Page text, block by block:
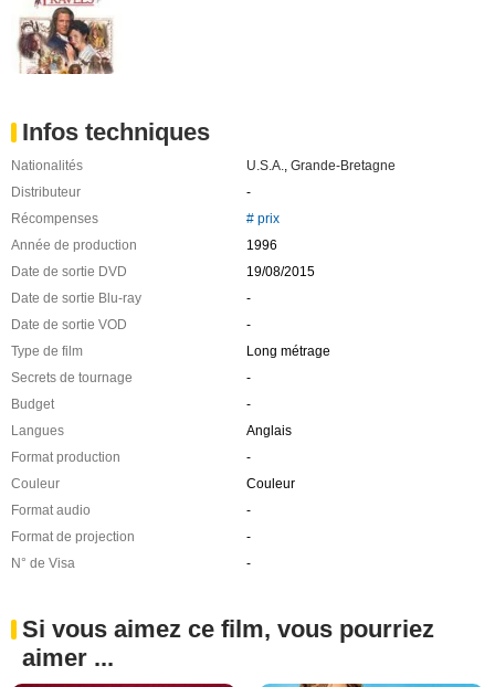
Infos techniques
Nationalités U.S.A.
Grande-Bretagne
Distributeur
-
Récompenses
# prix
Année de production
1996
Date de sortie DVD
19/08/2015
Date de sortie Blu-ray
-
Date de sortie VOD
-
Type de film
Long métrage
Secrets de tournage
-
Budget
-
Langues
Anglais
Format production
-
Couleur
Couleur
Format audio
-
Format de projection
-
N° de Visa
-
Si vous aimez ce film, vous pourriez
aimer ...